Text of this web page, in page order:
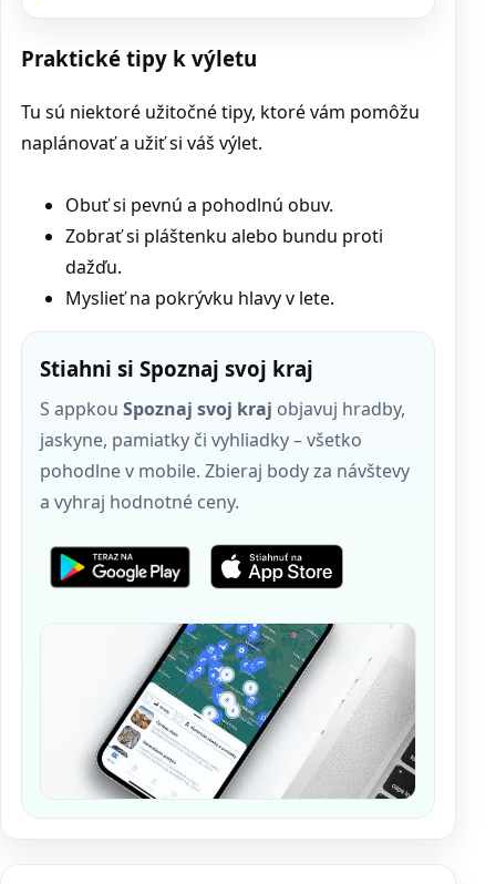
Praktické tipy k výletu
Tu sú niektoré užitočné tipy, ktoré vám pomôžu
naplánovať a užiť si váš výlet.
Obuť si pevnú a pohodlnú obuv.
Zobrať si pláštenku alebo bundu proti
dažďu.
Myslieť na pokrývku hlavy v lete.
Stiahni si Spoznaj svoj kraj
S appkou Spoznaj svoj kraj objavuj hradby,
jaskyne, pamiatky či vyhliadky – všetko
pohodlne v mobile. Zbieraj body za návštevy
a vyhraj hodnotné ceny.